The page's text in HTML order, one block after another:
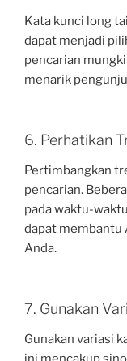
Kata kunci long
dapat menjadi
pencarian
menarik
6. Perhatikan
Pertimbangkan
pencarian.
pada waktu-
dapat membantu
Anda.
7. Gunakan
Gunakan variasi